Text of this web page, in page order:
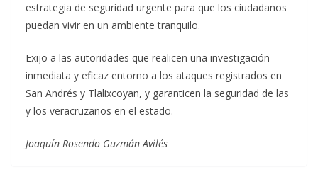
estrategia de seguridad urgente para que los ciudadanos
puedan vivir en un ambiente tranquilo.
Exijo a las autoridades que realicen una investigación
inmediata y eficaz entorno a los ataques registrados en
San Andrés y Tlalixcoyan, y garanticen la seguridad de las
y los veracruzanos en el estado.
Joaquín Rosendo Guzmán Avilés